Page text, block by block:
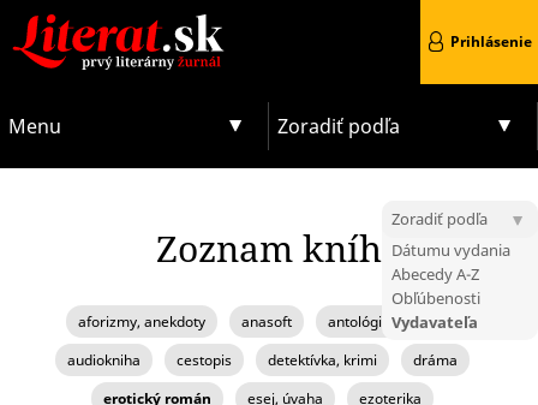
Menu Zoradiť podľa
Prihlásenie
Zoznam kníh
aforizmy, anekdoty anasoft
antológia, zborník
audiokniha
cestopis detektívka, krimi
dráma
erotický román
esej, úvaha
ezoterika
Zoradiť podľa
Dátumu vydania
Abecedy A-Z
Obľúbenosti
Vydavateľa